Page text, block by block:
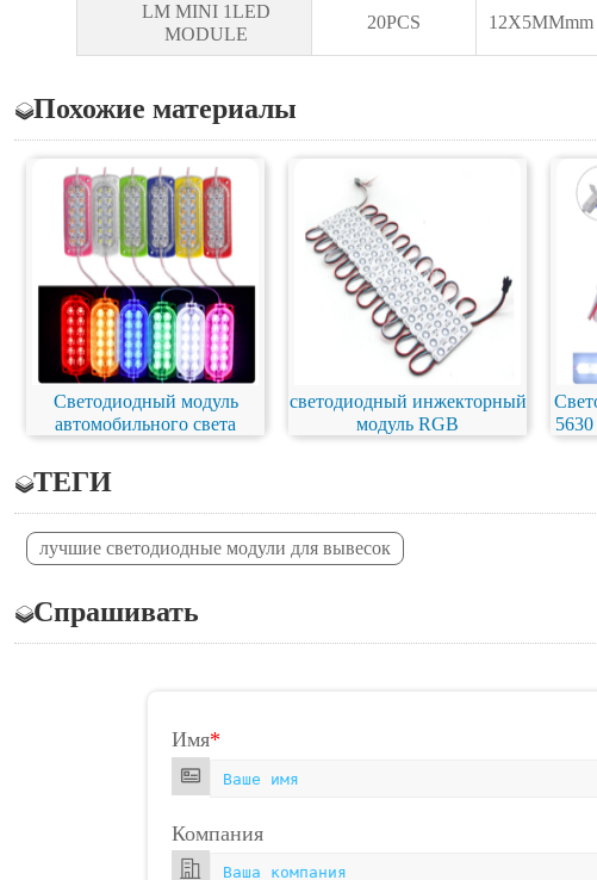
LM MINI 1LED
MODULE
20PCS 12X5MMmm
Похожие материалы
Светодиодный модуль
автомобильного света
светодиодный инжекторный
модуль RGB
ТЕГИ
лучшие светодиодные модули для вывесок
Спрашивать
Имя*
Компания